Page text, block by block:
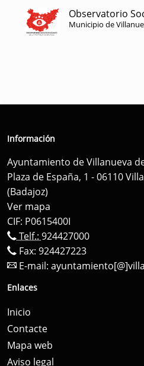
Observatorio
Municipio de
Información
Ayuntamiento de Villanueva
Plaza de España, 1 - 06110
(Badajoz)
Ver mapa
CIF: P0615400I
Telf.: 924427000
Fax: 924427223
E-mail:
Enlaces
Inicio
Contacte
Mapa web
Aviso legal